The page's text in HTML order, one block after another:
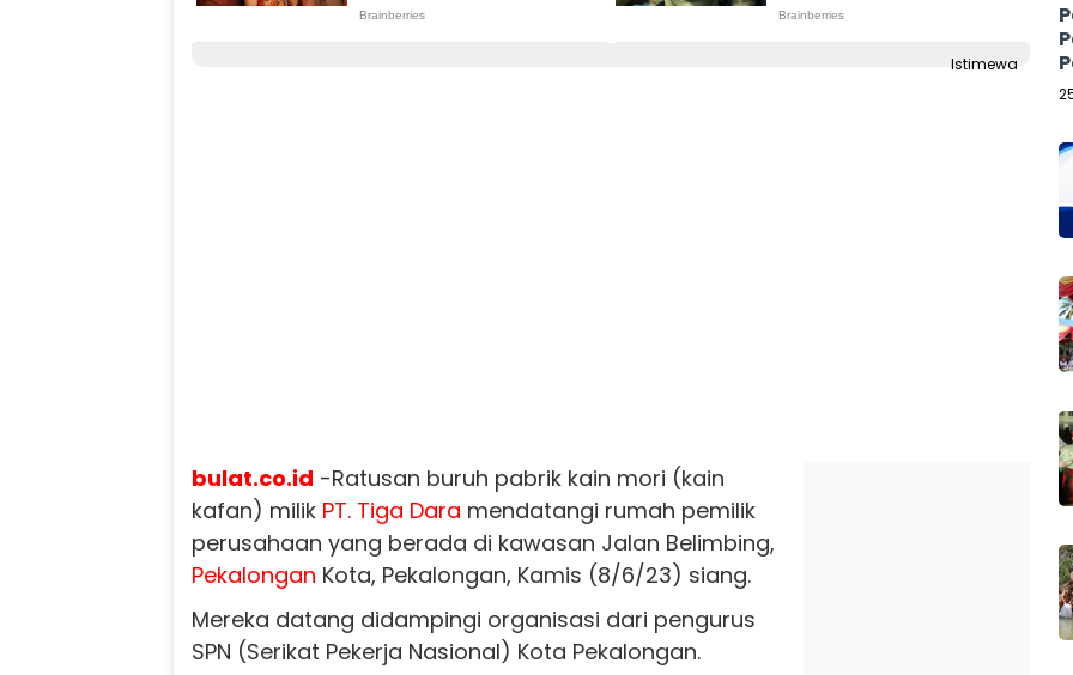
Istimewa
bulat.co.id -Ratusan buruh pabrik kain mori (kain
kafan) milik PT. Tiga Dara mendatangi rumah pemilik
perusahaan yang berada di kawasan Jalan Belimbing,
Pekalongan Kota, Pekalongan, Kamis (8/6/23) siang.
Mereka datang didampingi organisasi dari pengurus
SPN (Serikat Pekerja Nasional) Kota Pekalongan.